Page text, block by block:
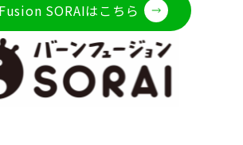
SORAIはこちら